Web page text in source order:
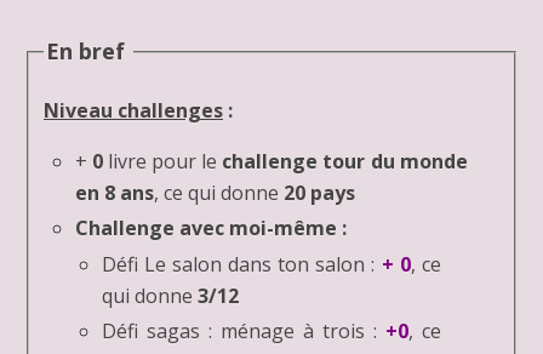
En bref
Niveau challenges :
+ 0livre pour le challenge tour du monde
en 8 ans, ce qui donne 20 pays
Challenge avec moi-même :
Défi Le salon dans ton salon : + 0, ce
qui donne 3/12
Défi sagas : ménage à trois : +0, ce